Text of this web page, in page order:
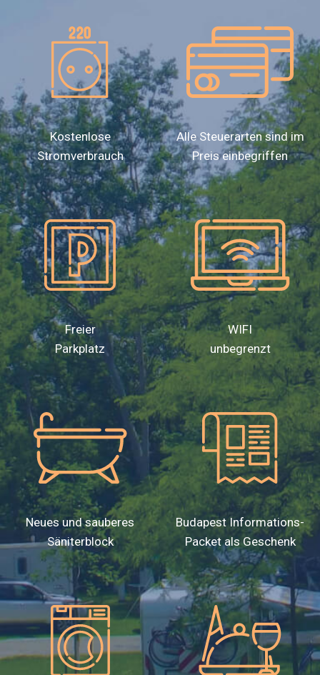
Kostenlose
Stromverbrauch
Alle Steuerarten sind im
Preis einbegriffen
Freier
Parkplatz
WIFI
unbegrenzt
Neues und sauberes
Säniterblock
Budapest Informations-
Packet als Geschenk